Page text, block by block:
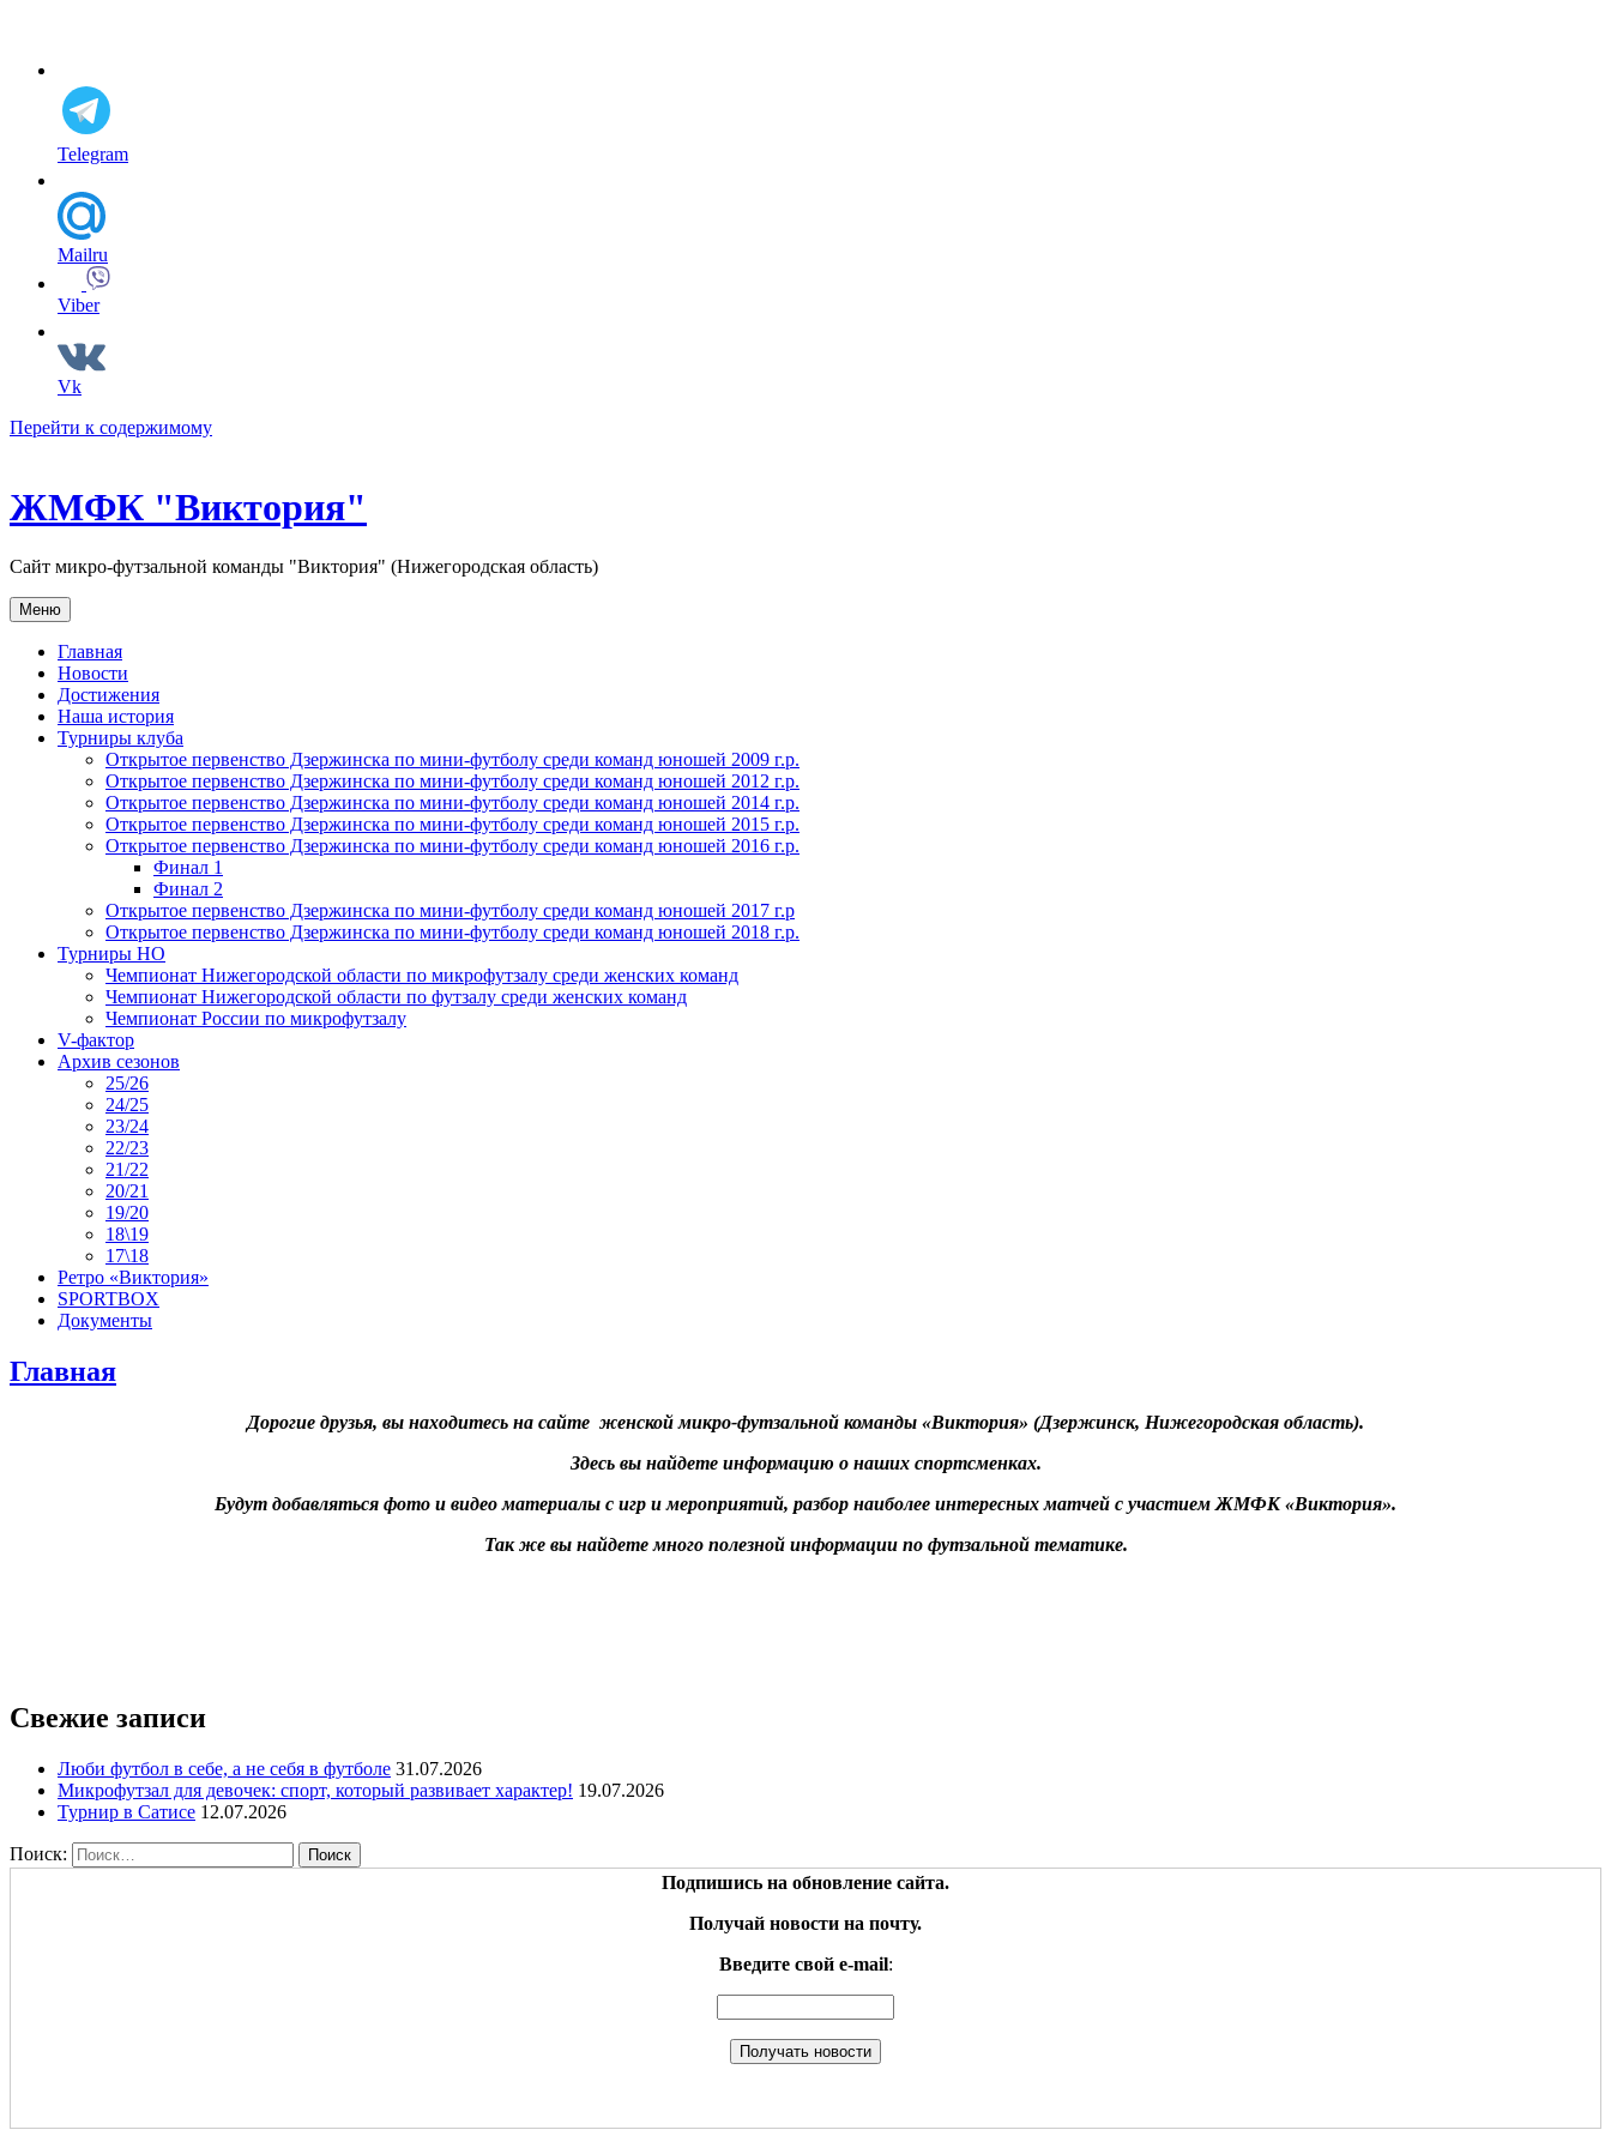
Telegram
Mailru
Viber
Vk
Перейти к содержимому
ЖМФК "Виктория"
Сайт микро-футзальной команды "Виктория" (Нижегородская область)
Меню
Главная
Новости
Достижения
Наша история
Турниры клуба
Открытое первенство Дзержинска по мини-футболу среди команд юношей 2009 г.р.
Открытое первенство Дзержинска по мини-футболу среди команд юношей 2012 г.р.
Открытое первенство Дзержинска по мини-футболу среди команд юношей 2014 г.р.
Открытое первенство Дзержинска по мини-футболу среди команд юношей 2015 г.р.
Открытое первенство Дзержинска по мини-футболу среди команд юношей 2016 г.р.
Финал 1
Финал 2
Открытое первенство Дзержинска по мини-футболу среди команд юношей 2017 г.р
Открытое первенство Дзержинска по мини-футболу среди команд юношей 2018 г.р.
Турниры НО
Чемпионат Нижегородской области по микрофутзалу среди женских команд
Чемпионат Нижегородской области по футзалу среди женских команд
Чемпионат России по микрофутзалу
V-фактор
Архив сезонов
25/26
24/25
23/24
22/23
21/22
20/21
19/20
18\19
17\18
Ретро «Виктория»
SPORTBOX
Документы
Главная
Дорогие друзья, вы находитесь на сайте женской микро-футзальной команды «Виктория» (Дзержинск, Нижегородская область).
Здесь вынайдете информацию о наших спортсменках.
Будут добавляться фото и видео материалы с игр и мероприятий, разбор наиболее интересныхматчей с участием ЖМФК «Виктория».
Так же вы найдете много полезной информации по футзальной тематике.
Свежие записи
Люби футбол в себе, а не себя в футболе 31.07.2026
Микрофутзал для девочек: спорт, который развивает характер! 19.07.2026
Турнир в Сатисе 12.07.2026
Поиск:
Подпишись на обновление сайта.
Получай новости на почту.
Введите свой e-mail: